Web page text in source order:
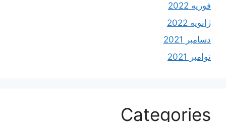
فوریه 2022
ژانویه 2022
دسامبر 2021
نوامبر 2021
Categories